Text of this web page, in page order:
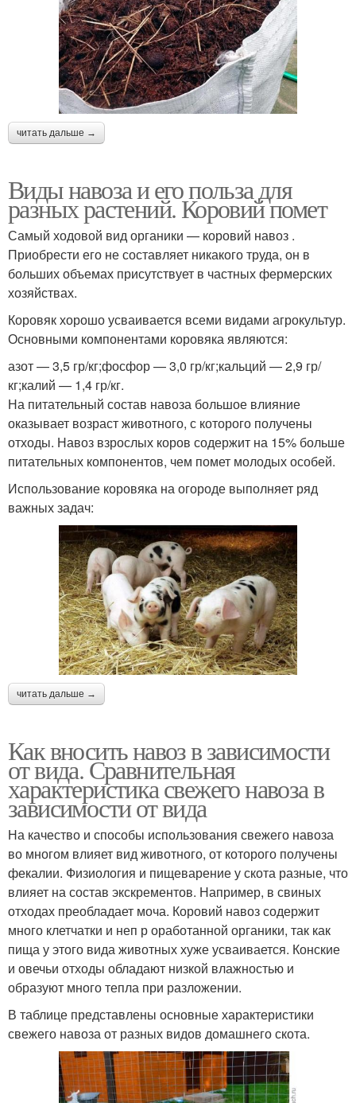
читать дальше →
Виды навоза и его польза для
разных растений. Коровий помет
Самый ходовой вид органики — коровий навоз .
Приобрести его не составляет никакого труда, он в
больших объемах присутствует в частных фермерских
хозяйствах.
Коровяк хорошо усваивается всеми видами агрокультур.
Основными компонентами коровяка являются:
азот — 3,5 гр/кг;фосфор — 3,0 гр/кг;кальций — 2,9 гр/
кг;калий — 1,4 гр/кг.
На питательный состав навоза большое влияние
оказывает возраст животного, с которого получены
отходы. Навоз взрослых коров содержит на 15% больше
питательных компонентов, чем помет молодых особей.
Использование коровяка на огороде выполняет ряд
важных задач:
читать дальше →
Как вносить навоз в зависимости
от вида. Сравнительная
характеристика свежего навоза в
зависимости от вида
На качество и способы использования свежего навоза
во многом влияет вид животного, от которого получены
фекалии. Физиология и пищеварение у скота разные, что
влияет на состав экскрементов. Например, в свиных
отходах преобладает моча. Коровий навоз содержит
много клетчатки и неп р оработанной органики, так как
пища у этого вида животных хуже усваивается. Конские
и овечьи отходы обладают низкой влажностью и
образуют много тепла при разложении.
В таблице представлены основные характеристики
свежего навоза от разных видов домашнего скота.